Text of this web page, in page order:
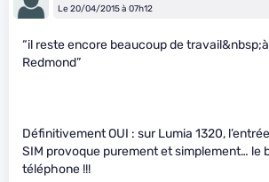
Le 20/04/2015 à 07h12
“il reste encore beaucoup de
Redmond”
Définitivement OUI : sur Lumia 1320,
SIM provoque purement et simplement… le
téléphone !!!